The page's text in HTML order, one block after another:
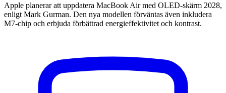
Apple planerar att uppdatera MacBook Air med OLED-skärm 2028,
enligt Mark Gurman. Den nya modellen förväntas även inkludera
M7-chip och erbjuda förbättrad energieffektivitet och kontrast.